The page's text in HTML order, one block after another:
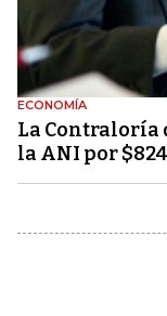
ECONOMÍA
La Contraloría
la ANI por